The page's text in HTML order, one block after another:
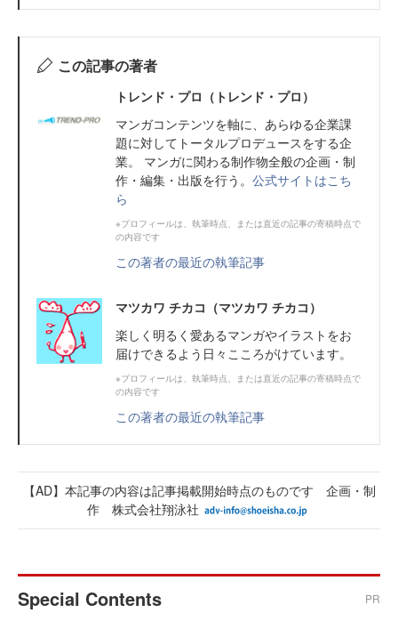
この記事の著者
トレンド・プロ（トレンド・プロ）
マンガコンテンツを軸に、あらゆる企業課
題に対してトータルプロデュースをする企
業。 マンガに関わる制作物全般の企画・制
作・編集・出版を行う。 公式サイトはこち
ら
※プロフィールは、執筆時点、または直近の記事の寄稿時点で
の内容です
この著者の最近の執筆記事
マツカワ チカコ（マツカワ チカコ）
楽しく明るく愛あるマンガやイラストをお
届けできるよう日々こころがけています。
※プロフィールは、執筆時点、または直近の記事の寄稿時点で
の内容です
この著者の最近の執筆記事
【AD】本記事の内容は記事掲載開始時点のものです 企画・制
作 株式会社翔泳社
Special Contents PR